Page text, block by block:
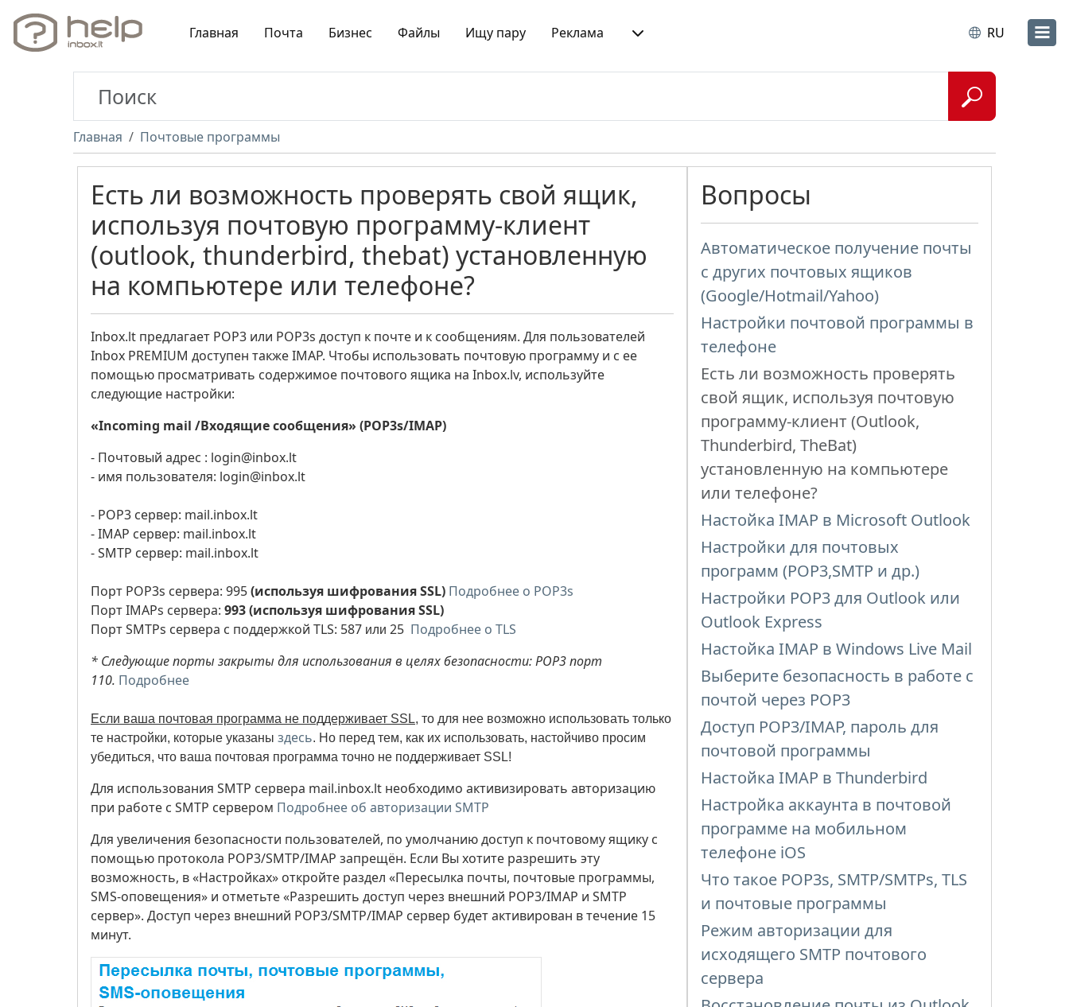
Главная Почта Бизнес Файлы Ищу пару Реклама RU
Главная Почтовые программы
Есть ли возможность проверять свой ящик,
используя почтовую программу-клиент
(outlook, thunderbird, thebat) установленную
на компьютере или телефоне?
Inbox.lt предлагает POP3 или POP3s доступ к почте и к сообщениям. Для пользователей
Inbox PREMIUM доступен также IMAP. Чтобы использовать почтовую программу и с ее
помощью просматривать содержимое почтового ящика на Inbox.lv, используйте
следующие настройки:
«Incoming mail /Входящие сообщения» (POP3s/IMAP)
- Почтовый адрес : login@inbox.lt
- имя пользователя: login@inbox.lt
- POP3 сервер: mail.inbox.lt
- IMAP сервер: mail.inbox.lt
- SMTP сервер: mail.inbox.lt
Порт POP3s сервера: 995(используя шифрования SSL) Подробнее о POP3s
Порт IMAPs сервера: 993 (используя шифрования SSL)
Порт SMTPs сервера с поддержкой TLS: 587 или 25 Подробнее о TLS
* Следующие порты закрыты для использования в целях безопасности: РОР3 порт
110. Подробнее
Если ваша почтовая программа не поддерживает SSL, то для нее возможно использовать только
те настройки, которые указаны здесь. Но перед тем, как их использовать, настойчиво просим
убедиться, что ваша почтовая программа точно не поддерживает SSL!
Для использования SMTP сервера mail.inbox.lt необходимо активизировать авторизацию
при работе с SMTP сервером Подробнее об авторизации SMTP
Для увеличения безопасности пользователей, по умолчанию доступ к почтовому ящику с
помощью протокола POP3/SMTP/IMAP запрещён. Если Вы хотите разрешить эту
возможность, в «Настройках» откройте раздел «Пересылка почты, почтовые программы,
SMS-оповещения» и отметьте «Разрешить доступ через внешний POP3/IMAP и SMTP
сервер». Доступ через внешний POP3/SMTP/IMAP сервер будет активирован в течение 15
минут.
Вопросы
Автоматическое получение почты
с других почтовых ящиков
(Google/Hotmail/Yahoo)
Настройки почтовой программы в
телефоне
Есть ли возможность проверять
свой ящик, используя почтовую
программу-клиент (Outlook,
Thunderbird, TheBat)
установленную на компьютере
или телефоне?
Настойка IMAP в Microsoft Outlook
Настройки для почтовых
программ (POP3,SMTP и др.)
Настройки POP3 для Outlook или
Outlook Express
Настойка IMAP в Windows Live Mail
Выберите безопасность в работе с
почтой через POP3
Доступ POP3/IMAP, пароль для
почтовой программы
Настойка IMAP в Thunderbird
Настройка аккаунта в почтовой
программе на мобильном
телефоне iOS
Что такое POP3s, SMTP/SMTPs, TLS
и почтовые программы
Режим авторизации для
исходящего SMTP почтового
сервера